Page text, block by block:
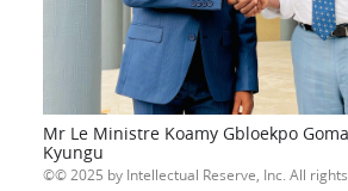
Mr Le Ministre Koamy Gbloekpo
Kyungu
© 2025 by Intellectual Reserve, Inc. All